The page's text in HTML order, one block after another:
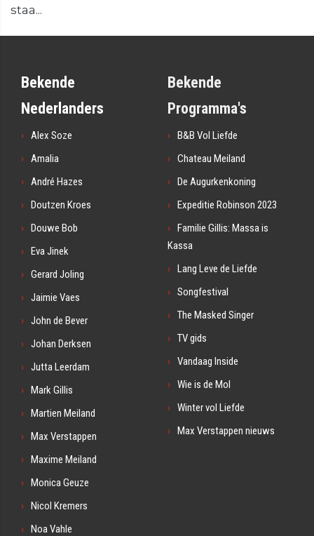
staa...
Bekende
Nederlanders
Alex Soze
Amalia
André Hazes
Doutzen Kroes
Douwe Bob
Eva Jinek
Gerard Joling
Jaimie Vaes
John de Bever
Johan Derksen
Jutta Leerdam
Mark Gillis
Martien Meiland
Max Verstappen
Maxime Meiland
Monica Geuze
Nicol Kremers
Noa Vahle
Bekende
Programma's
B&B Vol Liefde
Chateau Meiland
De Augurkenkoning
Expeditie Robinson 2023
Familie Gillis: Massa is
Kassa
Lang Leve de Liefde
Songfestival
The Masked Singer
TV gids
Vandaag Inside
Wie is de Mol
Winter vol Liefde
Max Verstappen nieuws